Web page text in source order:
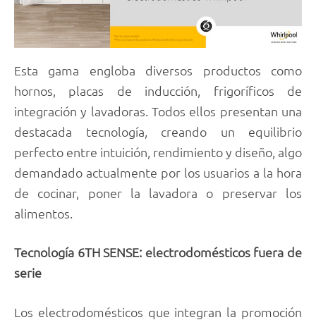
Esta gama engloba diversos productos como
hornos, placas de inducción, frigoríficos de
integración y lavadoras. Todos ellos presentan una
destacada tecnología, creando un equilibrio
perfecto entre intuición, rendimiento y diseño, algo
demandado actualmente por los usuarios a la hora
de cocinar, poner la lavadora o preservar los
alimentos.
Tecnología 6TH SENSE: electrodomésticos fuera de
serie
Los electrodomésticos que integran la promoción